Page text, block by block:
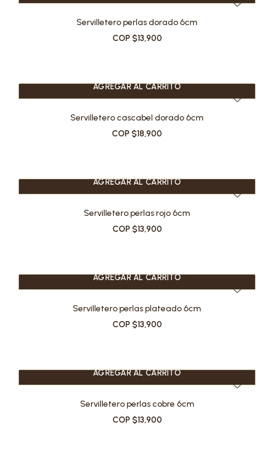
Servilletero perlas dorado 6cm
COP $13,900
AGREGAR AL CARRITO
Servilletero cascabel dorado 6cm
COP $18,900
AGREGAR AL CARRITO
Servilletero perlas rojo 6cm
COP $13,900
AGREGAR AL CARRITO
Servilletero perlas plateado 6cm
COP $13,900
AGREGAR AL CARRITO
Servilletero perlas cobre 6cm
COP $13,900